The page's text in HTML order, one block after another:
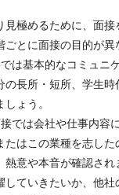
見極めるために、面
ごとに面接の目的が
は基本的なコミュニ
の長所・短所、学生
ょう。
では会社や仕事内容
たはこの業種を志し
意や本音が確認され
していきたいか、他